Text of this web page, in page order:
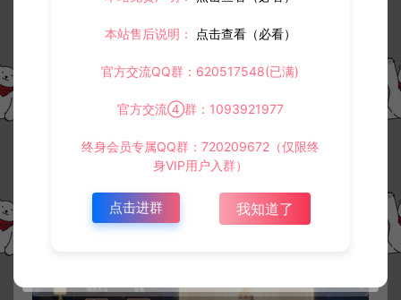
本站售后说明： 点击查看（必看）
官方交流QQ群：620517548(已满)
官方交流④群：1093921977
终身会员专属QQ群：720209672（仅限终
身VIP用户入群）
点击进群 我知道了